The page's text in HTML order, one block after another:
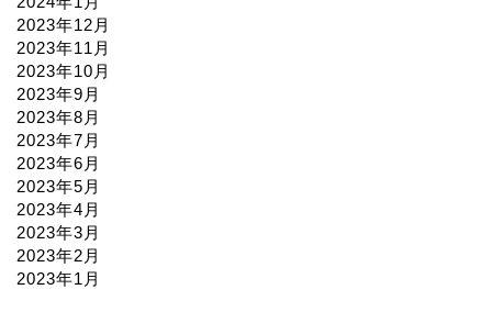
2023年12月
2023年11月
2023年10月
2023年9月
2023年8月
2023年7月
2023年6月
2023年5月
2023年4月
2023年3月
2023年2月
2023年1月